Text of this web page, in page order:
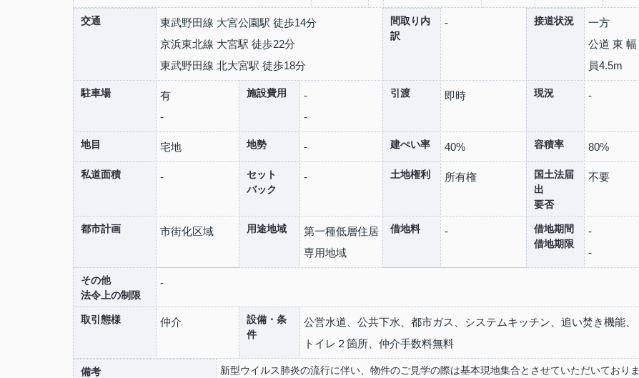
交通
東武野田線 大宮公園駅 徒歩14分
京浜東北線 大宮駅 徒歩22分
東武野田線 北大宮駅 徒歩18分
間取り内
訳
- 接道状況
一方
公道 東 幅
員4.5m
駐車場
有
-
施設費用
-
-
引渡 即時 現況 -
地目 宅地 地勢 - 建ぺい率 40% 容積率 80%
私道面積 -
セット
バック
- 土地権利 所有権
国土法届
出
要否
不要
都市計画 市街化区域 用途地域
第一種低層住居
専用地域
借地料 -
借地期間
借地期限
-
-
その他
法令上の制限
-
取引態様 仲介
設備・条
件
公営水道、公共下水、都市ガス、システムキッチン、追い焚き機能、
トイレ２箇所、仲介手数料無料
備考
新型ウイルス肺炎の流行に伴い、物件のご見学の際は基本現地集合とさせていただいておりま